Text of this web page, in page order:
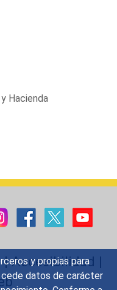
y propias para
cede datos de carácter
Hacienda
|Accesibilidad |